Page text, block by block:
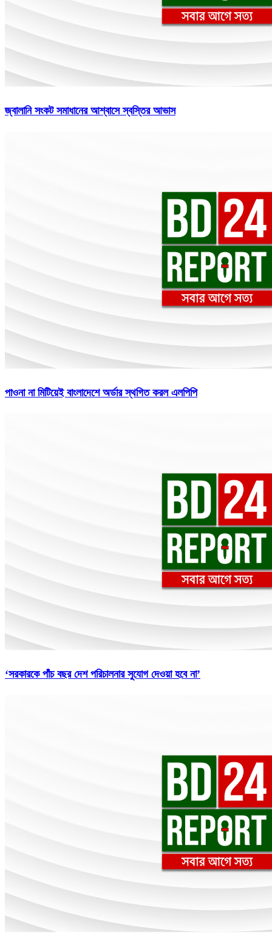
জ্বালানি সংকট সমাধানের আশ্বাসে স্বস্তির আভাস
পাওনা না মিটিয়েই বাংলাদেশে অর্ডার স্থগিত করল এলপিপি
‘সরকারকে পাঁচ বছর দেশ পরিচালনার সুযোগ দেওয়া হবে না’